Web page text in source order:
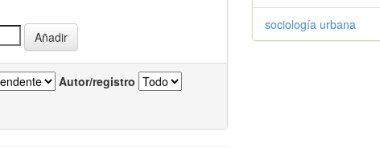
Autor/registro
sociología urbana